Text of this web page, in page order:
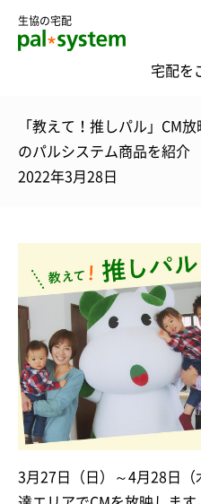
生協の宅配
宅配を
「教えて！推しパル」CM
のパルシステム商品を紹介
2022年3月28日
3月27日（日）～4月28日